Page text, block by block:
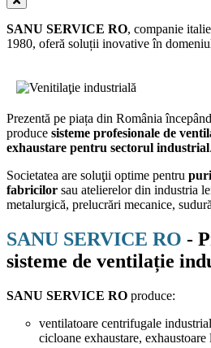
SANU SERVICE RO, companie
1980, oferă soluții inovative în
Prezentă pe piața din România
produce sisteme profesionale de
exhaustare pentru sectorul industrial.
Societatea are soluţii optime pentru
fabricilor sau atelierelor din industria
metalurgică, prelucrări mecanice,
SANU SERVICE RO -
sisteme de ventilație
SANU SERVICE RO produce:
ventilatoare centrifugale
cicloane exhaustare,